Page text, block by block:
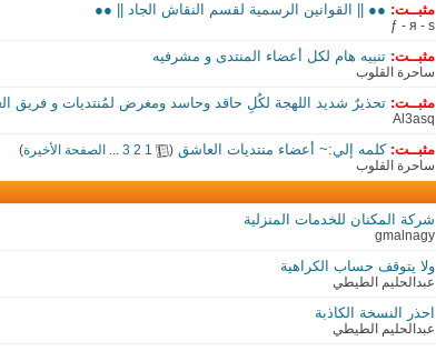
مثبــت: ●● || القوانين الرسمية لقسم النقاش الجاد || ●●
ƒ - я - ѕ
مثبــت: تنبيه هام لكل أعضاء المنتدى و مشرفيه
ساحرة القلوب
مثبــت: تحذيرٌ شديد اللهجة لكُلِ حاقد وحاسد ومغرض لمُنتديات و فريق
Al3asq
مثبــت: كلمه إلي:~ أعضاء منتديات العاشق (
1
2
3
... الصفحة الأخيرة)
ساحرة القلوب
شركة المكنان للخدمات المنزلية
gmalnagy
ولا يتوقف حساب الكراهية
عبدالحليم الطيطي
احذر النسخة الكاذبة
عبدالحليم الطيطي